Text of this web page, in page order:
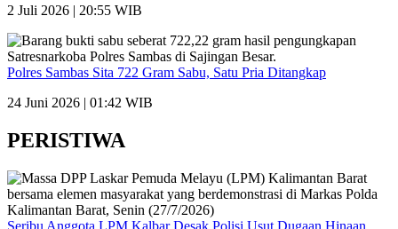
2 Juli 2026 | 20:55 WIB
Polres Sambas Sita 722 Gram Sabu, Satu Pria Ditangkap
24 Juni 2026 | 01:42 WIB
PERISTIWA
Seribu Anggota LPM Kalbar Desak Polisi Usut Dugaan Hinaan